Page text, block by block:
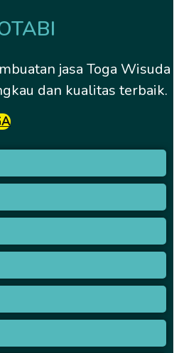
jasa Toga Wisuda
dan kualitas terbaik.